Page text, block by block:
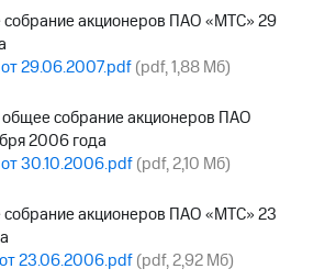
собрание акционеров ПАО «МТС» 29
29.06.2007.pdf(pdf, 1,88 Мб)
собрание акционеров ПАО
2006 года
30.10.2006.pdf(pdf, 2,10 Мб)
собрание акционеров ПАО «МТС» 23
23.06.2006.pdf(pdf, 2,92 Мб)